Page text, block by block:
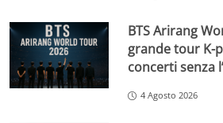
BTS Arirang
grande tour K-
concerti senza
4 Agosto 2026